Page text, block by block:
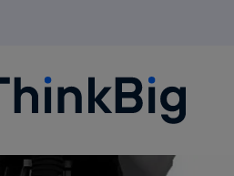
Blogthinkbig.com